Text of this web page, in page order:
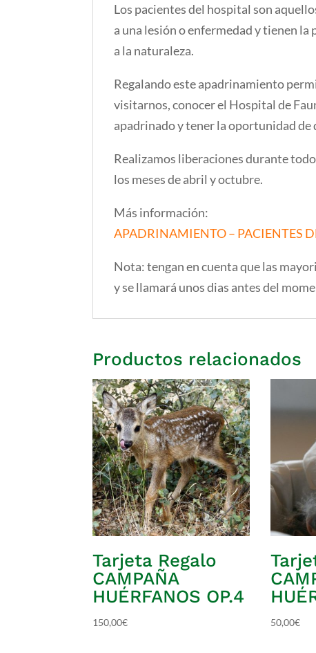
Los pacientes del hospital son
a una lesión o enfermedad y tienen
a la naturaleza.
Regalando este apadrinamiento
visitarnos, conocer el Hospital de
apadrinado y tener la oportunidad de
Realizamos liberaciones durante
los meses de abril y octubre.
Más información:
APADRINAMIENTO – PACIENTES
Nota: tengan en cuenta que las
y se llamará unos dias antes del
Productos relacionados
Tarjeta Regalo
CAMPAÑA
HUÉRFANOS OP.4
150,00€ 50,00€